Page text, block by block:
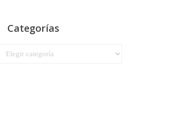
Categorías
Categorías